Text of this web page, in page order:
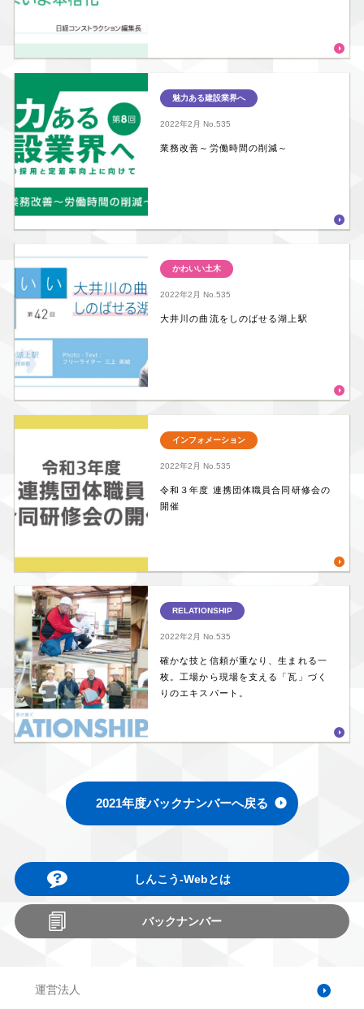
魅力ある建設業界へ
2022年2月 No.535
業務改善～労働時間の削減～
かわいい土木
2022年2月 No.535
大井川の曲流をしのばせる湖上駅
インフォメーション
2022年2月 No.535
令和３年度 連携団体職員合同研修会の
開催
RELATIONSHIP
2022年2月 No.535
確かな技と信頼が重なり、生まれる一
枚。工場から現場を支える「瓦」づく
りのエキスパート。
2021年度バックナンバーへ戻る
しんこう-Webとは
バックナンバー
運営法人